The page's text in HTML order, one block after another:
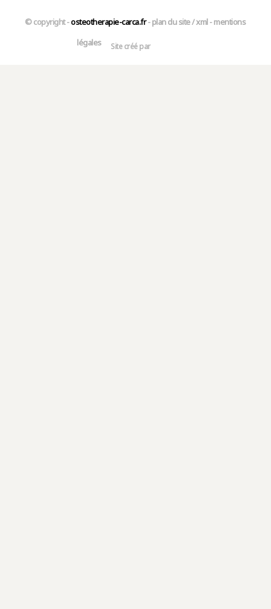
© copyright -osteotherapie-carca.fr-plan du site/xml-mentions
légales
Site créé par